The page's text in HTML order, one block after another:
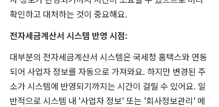
확인하고 대처하는 것이 중요해요.
전자세금계산서 시스템 반영 시점:
대부분의 전자세금계산서 시스템은 국세청 홈택스와 연동
되어 사업자 정보를 자동으로 가져와요. 하지만 변경된 주
소가 시스템에 반영되기까지는 시간이 걸릴 수 있어요. 일
반적으로 시스템 내 '사업자 정보' 또는 '회사정보관리' 메